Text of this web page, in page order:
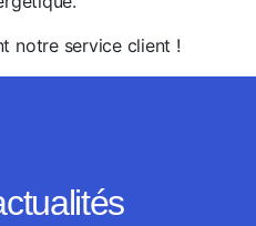
notre service client !